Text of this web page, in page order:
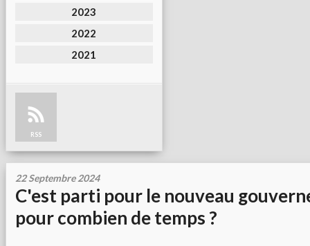
2023
2022
2021
RSS
22 Septembre 2024
C'est parti pour le nouveau
pour combien de temps ?